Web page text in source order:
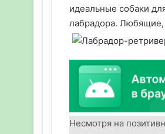
идеальные собаки
лабрадора. Любящие,
Несмотря на